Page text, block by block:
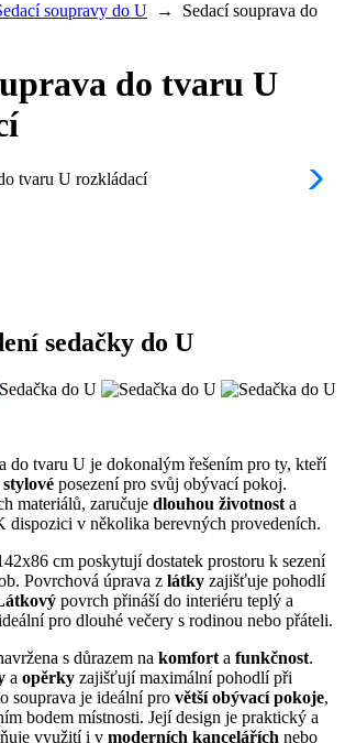
soupravy do U → Sedací souprava do
do tvaru U
sedačky do U
do tvaru U je dokonalým řešením pro ty, kteří
stylové posezení pro svůj obývací pokoj.
materiálů, zaručuje dlouhou životnost a
dispozici v několika berevných provedeních.
cm poskytují dostatek prostoru k sezení
Povrchová úprava z látky zajišťuje pohodlí
povrch přináší do interiéru teplý a
pro dlouhé večery s rodinou nebo přáteli.
s důrazem na komfort a funkčnost.
a opěrky zajišťují maximální pohodlí při
souprava je ideální pro větší obývací pokoje,
bodem místnosti. Její design je praktický a
využití i v moderních kancelářích nebo